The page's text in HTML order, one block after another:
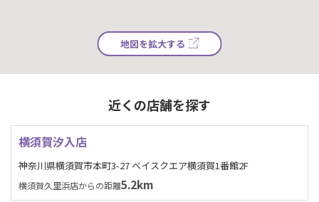
地図を拡大する
近くの店舗を探す
横須賀汐入店
神奈川県横須賀市本町3-27 ベイスクエア横須賀1番館2F
横須賀久里浜店からの距離5.2km